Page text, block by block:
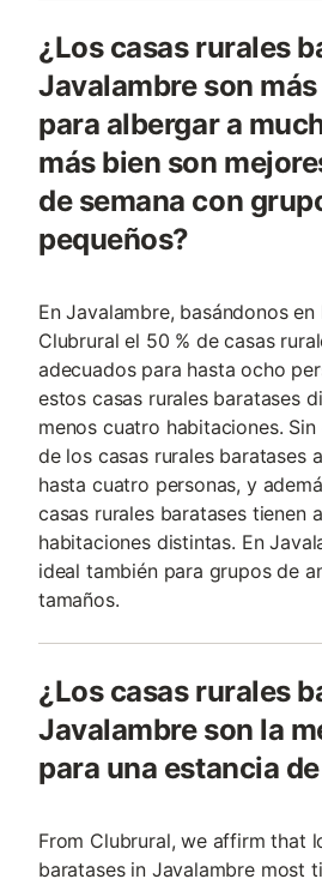
¿Los casas rurales
Javalambre son
para albergar a
más bien son
de semana con
pequeños?
En Javalambre, basándonos
Clubrural el 50 % de casas
adecuados para hasta ocho
estos casas rurales baratases
menos cuatro habitaciones.
de los casas rurales baratases
hasta cuatro personas, y
casas rurales baratases tienen
habitaciones distintas. En
ideal también para grupos de
tamaños.
¿Los casas rurales
Javalambre son la
para una estancia
From Clubrural, we affirm that
baratases in Javalambre most